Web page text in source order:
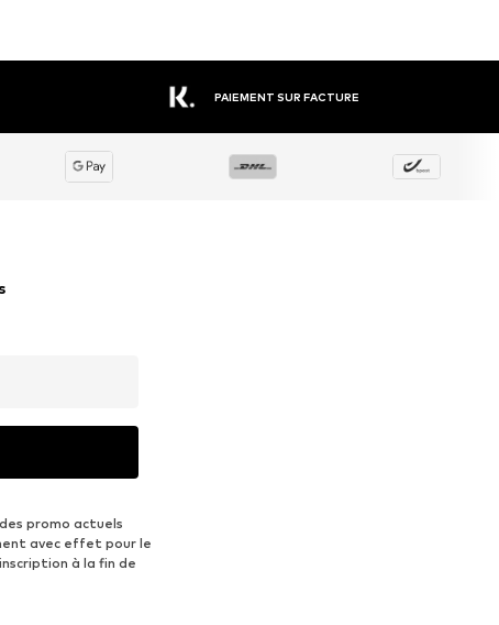
PAIEMENT SUR FACTURE
promo actuels
avec effet pour le
à la fin de